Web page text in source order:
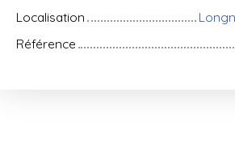
Localisation
Référence